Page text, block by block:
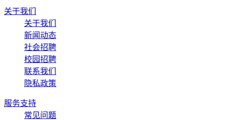
关于我们
关于我们
新闻动态
社会招聘
校园招聘
联系我们
隐私政策
服务支持
常见问题